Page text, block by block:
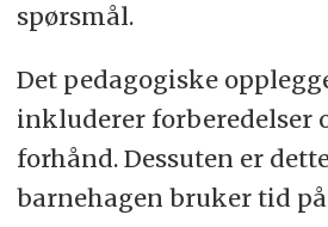
spørsmål.
Det pedagogiske
inkluderer forberedelser
forhånd. Dessuten er
barnehagen bruker tid